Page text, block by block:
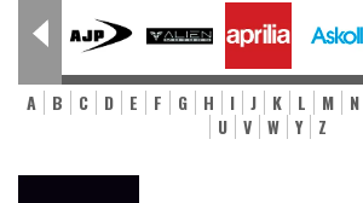
A B C D E F G H I J K L M N
U
V W Y Z